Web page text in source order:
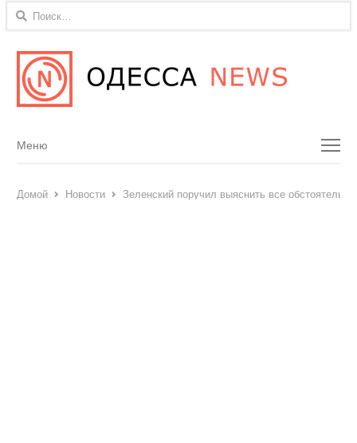
Найти:
Menu
Меню
Домой Новости Зеленский поручил выяснить все